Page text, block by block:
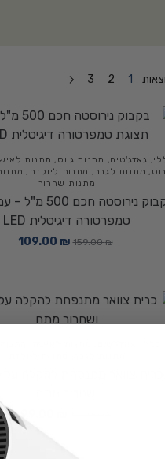
1
2
3
, גאדג'טים, מתנות גיוס , מתנות
, מתנות לגבר, מתנות ליולדת ,
מתנות שחרור
בקבוק נירוסטה
טמפרטורה דיגיטלית LED
159.00₪
109.00 ₪
99.00